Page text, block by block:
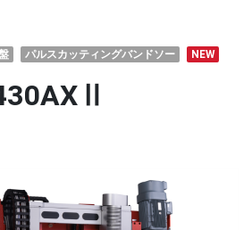
パルスカッティングバンドソー NEW